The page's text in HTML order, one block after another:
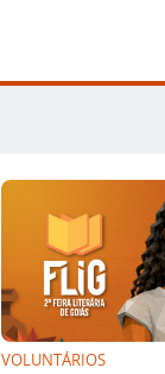
VOLUNTÁRIOS